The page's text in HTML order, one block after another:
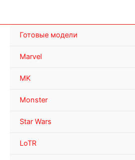
Готовые модели
Marvel
MK
Monster
Star Wars
LoTR